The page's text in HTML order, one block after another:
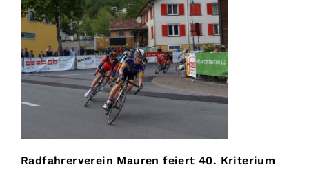
Radfahrerverein Mauren feiert 40. Kriterium